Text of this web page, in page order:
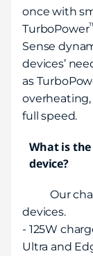
once with
TurboPower
Sense
devices’
as
full speed.
What is
device?
Our
devices.
- 125W
Ultra and